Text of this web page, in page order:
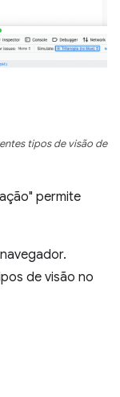
tipos de visão de
permite
de visão no